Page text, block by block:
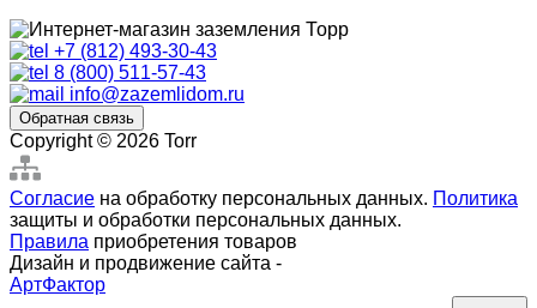
+7 (812) 493-30-43
8 (800) 511-57-43
info@zazemlidom.ru
Обратная связь
Copyright © 2026 Torr
Согласие на обработку персональных данных. Политика
защиты и обработки персональных данных.
Правила приобретения товаров
Дизайн и продвижение сайта -
АртФактор